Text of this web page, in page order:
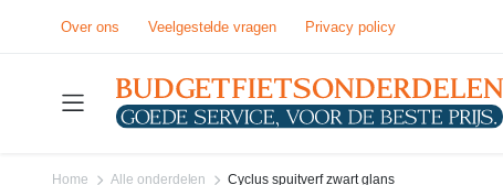
Over ons Veelgestelde vragen Privacy policy
Home Alle onderdelen Cyclus spuitverf zwart glans